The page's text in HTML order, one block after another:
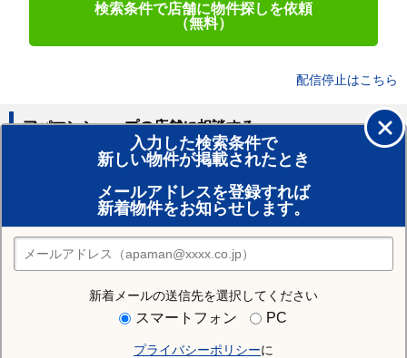
検索条件で店舗に物件探しを依頼
（無料）
配信停止はこちら
入力した検索条件で
新しい物件が掲載されたとき
メールアドレスを登録すれば
新着物件をお知らせします。
新着メールの送信先を選択してください
スマートフォン PC
プライバシーポリシーに
アパマンショップの店舗に相談する
賃貸のプロがお部屋探し！
おまかせ物件リクエスト
住みたい街の店舗を探す
店舗検索
住む街研究所で美唄市の情報を見る